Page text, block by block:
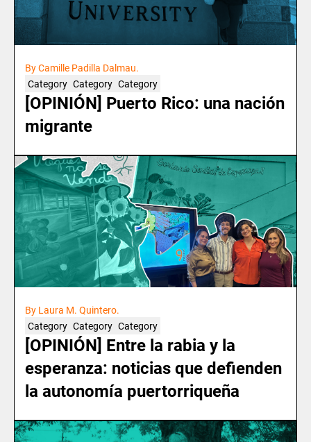
By Camille Padilla Dalmau.
Category Category Category
[OPINIÓN] Puerto Rico: una nación
migrante
By Laura M. Quintero.
Category Category Category
[OPINIÓN] Entre la rabia y la
esperanza: noticias que defienden
la autonomía puertorriqueña